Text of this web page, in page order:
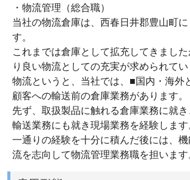
・物流管理（総合職）
当社の物流倉庫は、西春日井郡豊山町
す。
これまでは倉庫として拡充してきまし
り良い物流としての充実が求められてい
物流というと、当社では、■国内・海外
顧客への輸送前の倉庫業務があります。
先ず、取扱製品に触れる倉庫業務に就
輸送業務にも就き現場業務を経験します
一通りの経験を十分に積んだ後には、
流を志向して物流管理業務職を担います